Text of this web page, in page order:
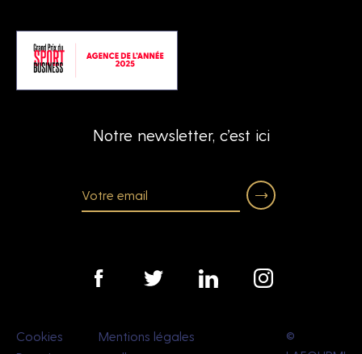
Notre newsletter, c’est ici
Cookies
Mentions légales
©